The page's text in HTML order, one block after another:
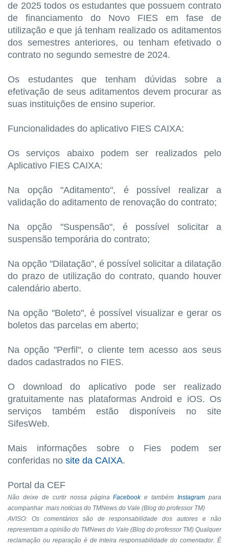
de 2025 todos os estudantes que possuem contrato
de financiamento do Novo FIES em fase de
utilização e que já tenham realizado os aditamentos
dos semestres anteriores, ou tenham efetivado o
contrato no segundo semestre de 2024.
Os estudantes que tenham dúvidas sobre a
efetivação de seus aditamentos devem procurar as
suas instituições de ensino superior.
Funcionalidades do aplicativo FIES CAIXA:
Os serviços abaixo podem ser realizados pelo
Aplicativo FIES CAIXA:
Na opção "Aditamento", é possível realizar a
validação do aditamento de renovação do contrato;
Na opção "Suspensão", é possível solicitar a
suspensão temporária do contrato;
Na opção "Dilatação", é possível solicitar a dilatação
do prazo de utilização do contrato, quando houver
calendário aberto.
Na opção "Boleto", é possível visualizar e gerar os
boletos das parcelas em aberto;
Na opção "Perfil", o cliente tem acesso aos seus
dados cadastrados no FIES.
O download do aplicativo pode ser realizado
gratuitamente nas plataformas Android e iOS. Os
serviços também estão disponíveis no site
SifesWeb.
Mais informações sobre o Fies podem ser
conferidas no site da CAIXA.
Portal da CEF
Não deixe de curtir nossa páginaFacebooke tambémInstagram para
acompanhar mais notícias do TMNews do Vale (Blog do professor TM)
AVISO: Os comentários são de responsabilidade dos autores e não
representam a opinião do TMNews do Vale (Blog do professor TM) Qualquer
reclamação ou reparação é de inteira responsabilidade do comentador. É